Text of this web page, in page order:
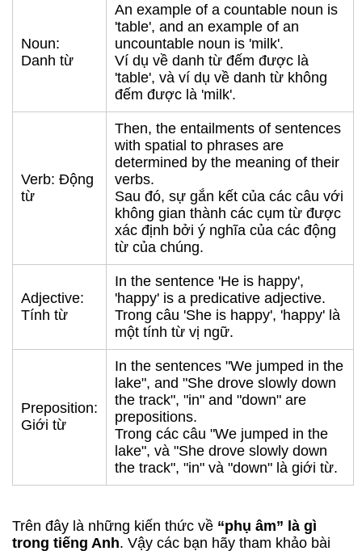
Noun:
Danh từ
An example of a countable noun is
'table', and an example of an
uncountable noun is 'milk'.
Ví dụ về danh từ đếm được là
'table', và ví dụ về danh từ không
đếm được là 'milk'.
Verb: Động
từ
Then, the entailments of sentences
with spatial to phrases are
determined by the meaning of their
verbs.
Sau đó, sự gắn kết của các câu với
không gian thành các cụm từ được
xác định bởi ý nghĩa của các động
từ của chúng.
Adjective:
Tính từ
In the sentence 'He is happy',
'happy' is a predicative adjective.
Trong câu 'She is happy', 'happy' là
một tính từ vị ngữ.
Preposition:
Giới từ
In the sentences "We jumped in the
lake", and "She drove slowly down
the track", "in" and "down" are
prepositions.
Trong các câu "We jumped in the
lake", và "She drove slowly down
the track", "in" và "down" là giới từ.
Trên đây là những kiến thức về “phụ âm” là gì
trong tiếng Anh. Vậy các bạn hãy tham khảo bài